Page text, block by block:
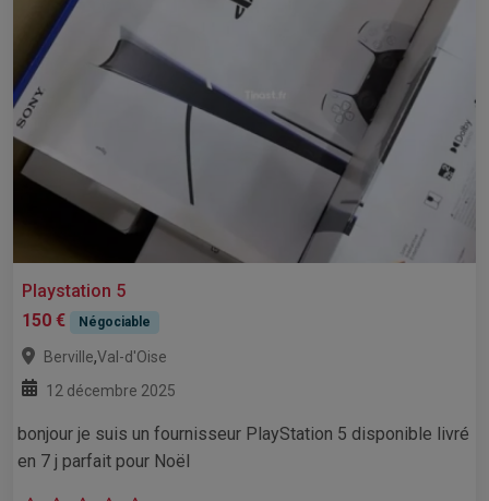
Playstation 5
150 €
Négociable
Berville,Val-d'Oise
12 décembre 2025
bonjour je suis un fournisseur PlayStation 5 disponible livré
en 7 j parfait pour Noël